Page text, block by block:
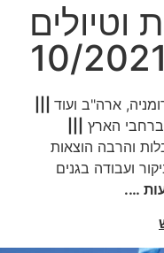
ארה"ב ועוד|||
הארץ|||
והרבה הוצאות
ועבודה בגנים
….